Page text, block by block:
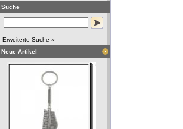
Suche
Erweiterte Suche »
Neue Artikel